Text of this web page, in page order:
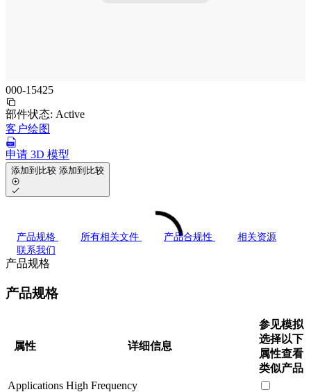
000-15425
部件状态: Active
客户绘图
申请 3D 模型
添加到比较 添加到比较
产品规格 所有相关文件 产品合规性
相关资源
联系我们
产品规格
产品规格
属性 详细信息
参见模拟
选择以下
属性查看
类似产品
Applications High Frequency